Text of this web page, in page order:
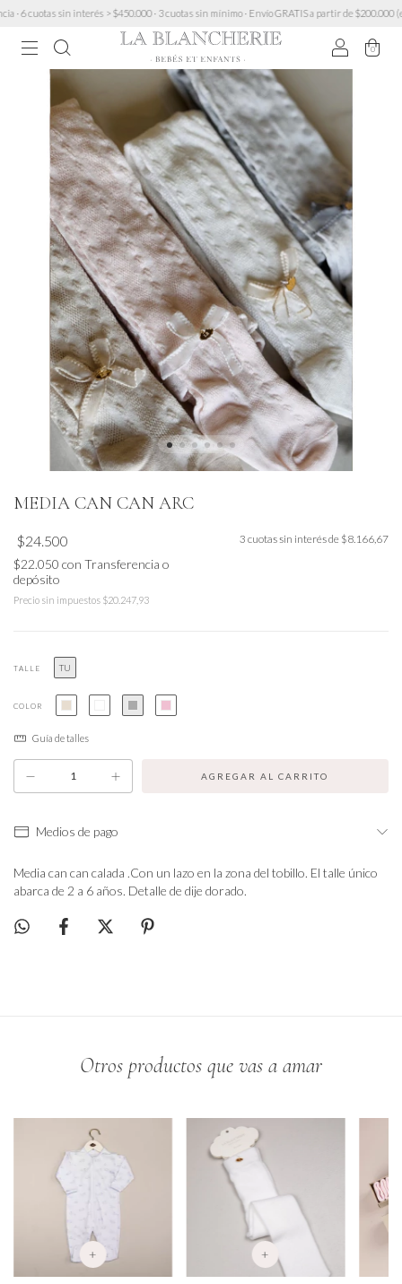
cuotas sin interés > $450.000 · 3 cuotas sin mínimo · Envío GRATIS a partir de $200.000
0
MEDIA CAN CAN ARC
$24.500
$22.050 con Transferencia o
depósito
Precio sin impuestos $20.247,93
3 cuotas sin interés de $8.166,67
TALLE TU
COLOR
Guía de talles
Medios de pago
Media can can calada .Con un lazo en la zona del tobillo. El talle único
abarca de 2 a 6 años. Detalle de dije dorado.
Otros productos que vas a amar
+ +